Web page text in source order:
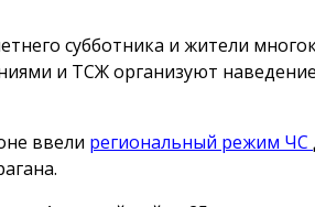
субботника и жители
и ТСЖ организуют
ввели региональный режим ЧС